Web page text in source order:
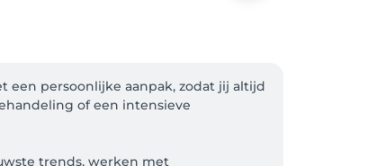
een persoonlijke aanpak, zodat jij altijd
of een intensieve
trends, werken met